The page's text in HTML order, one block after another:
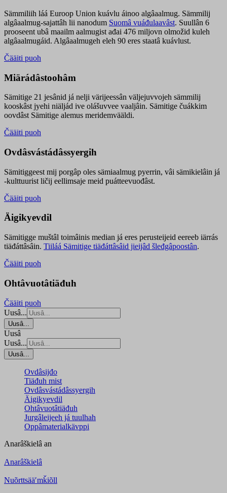
Sämmiliih láá Euroop Union kuávlu áinoo algâaalmug. Sämmilij
algâaalmug-sajattâh lii nanodum Suomâ vuáđulaavâst. Suullân 6
prooseent ubâ maailm aalmugist ađai 476 miljovn olmožid kuleh
algâaalmugáid. Algâaalmugeh eleh 90 eres staatâ kuávlust.
Čääiti puoh
Miärádâstoohâm
Sämitige 21 jesânid já nelji värijeessân väljejuvvojeh sämmilij
kooskâst jyehi niäljád ive olášuvvee vaaljâin. Sämitige čuákkim
oovdâst Sämitige alemus meridemvääldi.
Čääiti puoh
Ovdâsvástádâssyergih
Sämitiggeest mij porgâp oles sämiaalmug pyerrin, vâi sämikielâin já
-kulttuurist ličij eellimsaje meid puátteevuođâst.
Čääiti puoh
Äigikyevdil
Sämitigge muštâl toimâinis median já eres perusteijeid eereeb iärrás
tiäđáttâsâin. Tiiláá Sämitige tiäđáttâsâid jieijâd šleđgâpoostân.
Čääiti puoh
Ohtâvuotâtiäđuh
Čääiti puoh
Uusâ...
Uusâ...
Uusâ
Uusâ...
Uusâ...
Ovdâsijđo
Tiäđuh mist
Ovdâsvástádâssyergih
Äigikyevdil
Ohtâvuotâtiäđuh
Jurgâleijeeh já tuulhah
Oppâmaterialkävppi
Anarâškielâ an
Anarâškielâ
Nuõrttsääʹmǩiõll